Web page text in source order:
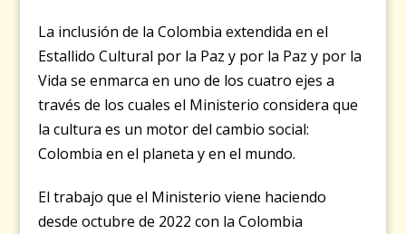
La inclusión de la Colombia extendida en el
Estallido Cultural por la Paz y por la Paz y por la
Vida se enmarca en uno de los cuatro ejes a
través de los cuales el Ministerio considera que
la cultura es un motor del cambio social:
Colombia en el planeta y en el mundo.
El trabajo que el Ministerio viene haciendo
desde octubre de 2022 con la Colombia